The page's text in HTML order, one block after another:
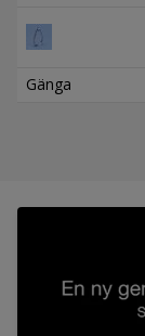
Gänga